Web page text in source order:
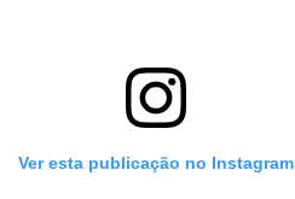
Ver esta publicação no Instagram